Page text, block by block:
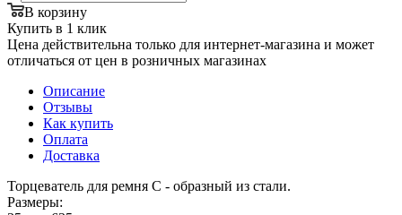
В корзину
Купить в 1 клик
Цена действительна только для интернет-магазина и может
отличаться от цен в розничных магазинах
Описание
Отзывы
Как купить
Оплата
Доставка
Торцеватель для ремня С - образный из стали.
Размеры: